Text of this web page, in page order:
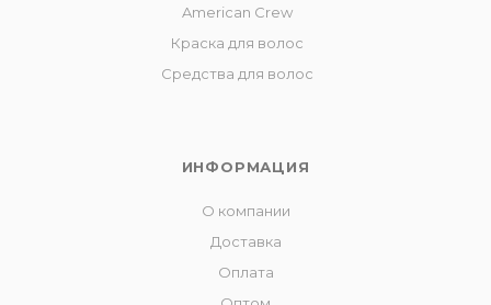
American Crew
Краска для волос
Средства для волос
ИНФОРМАЦИЯ
О компании
Доставка
Оплата